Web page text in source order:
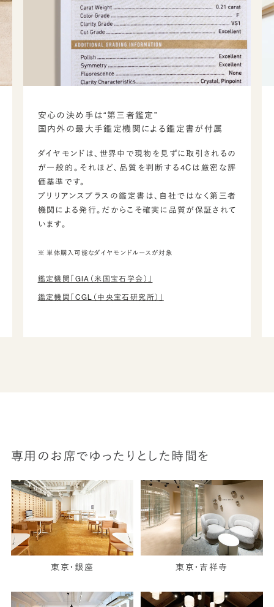
安心の決め手は“第三者鑑定”
国内外の最大手鑑定機関による鑑定書が付属
ダイヤモンドは、世界中で現物を見ずに取引されるの
が一般的。それほど、品質を判断する4Cは厳密な評
価基準です。
ブリリアンスプラスの鑑定書は、自社ではなく第三者
機関による発行。だからこそ確実に品質が保証されて
います。
※ 単体購入可能なダイヤモンドルースが対象
鑑定機関「GIA（米国宝石学会）」
鑑定機関「CGL（中央宝石研究所）」
専用のお席でゆったりとした時間を
東京・銀座 東京・吉祥寺